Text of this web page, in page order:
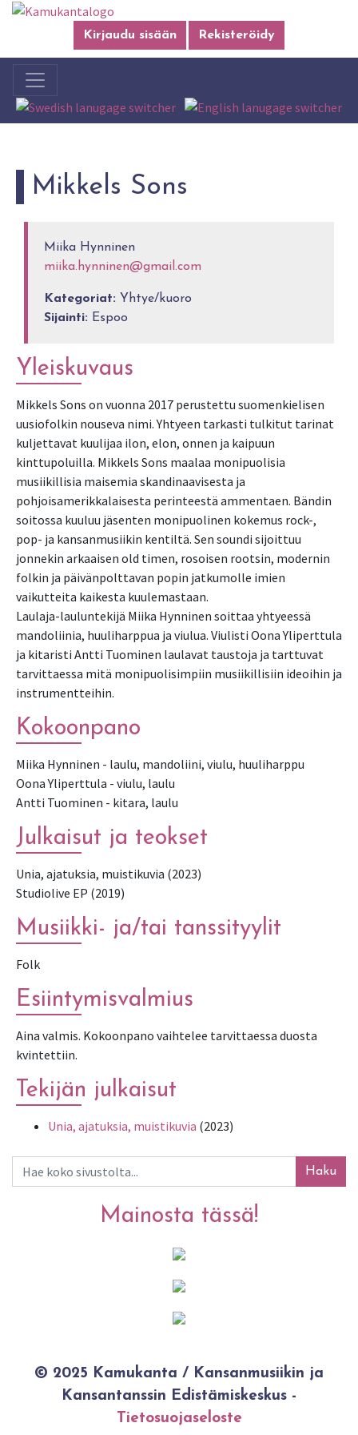
Kirjaudu sisään Rekisteröidy
Mikkels Sons
Miika Hynninen
miika.hynninen@gmail.com
Kategoriat: Yhtye/kuoro
Sijainti: Espoo
Yleiskuvaus
Mikkels Sons on vuonna 2017 perustettu suomenkielisen
uusiofolkin nouseva nimi. Yhtyeen tarkasti tulkitut tarinat
kuljettavat kuulijaa ilon, elon, onnen ja kaipuun
kinttupoluilla. Mikkels Sons maalaa monipuolisia
musiikillisia maisemia skandinaavisesta ja
pohjoisamerikkalaisesta perinteestä ammentaen. Bändin
soitossa kuuluu jäsenten monipuolinen kokemus rock-,
pop- ja kansanmusiikin kentiltä. Sen soundi sijoittuu
jonnekin arkaaisen old timen, rosoisen rootsin, modernin
folkin ja päivänpolttavan popin jatkumolle imien
vaikutteita kaikesta kuulemastaan.
Laulaja-lauluntekijä Miika Hynninen soittaa yhtyeessä
mandoliinia, huuliharppua ja viulua. Viulisti Oona Yliperttula
ja kitaristi Antti Tuominen laulavat taustoja ja tarttuvat
tarvittaessa mitä monipuolisimpiin musiikillisiin ideoihin ja
instrumentteihin.
Kokoonpano
Miika Hynninen - laulu, mandoliini, viulu, huuliharppu
Oona Yliperttula - viulu, laulu
Antti Tuominen - kitara, laulu
Julkaisut ja teokset
Unia, ajatuksia, muistikuvia (2023)
Studiolive EP (2019)
Musiikki- ja/tai tanssityylit
Folk
Esiintymisvalmius
Aina valmis. Kokoonpano vaihtelee tarvittaessa duosta
kvintettiin.
Tekijän julkaisut
Unia, ajatuksia, muistikuvia (2023)
Haku
Mainosta tässä!
© 2025 Kamukanta / Kansanmusiikin ja
Kansantanssin Edistämiskeskus -
Tietosuojaseloste